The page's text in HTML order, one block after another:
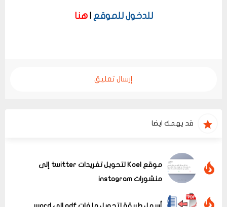
للدخول للموقع| هنا
إرسال تعليق
قد يهمك ايضا
موقع Koel لتحويل تغريدات twitter إلى
منشورات instagram